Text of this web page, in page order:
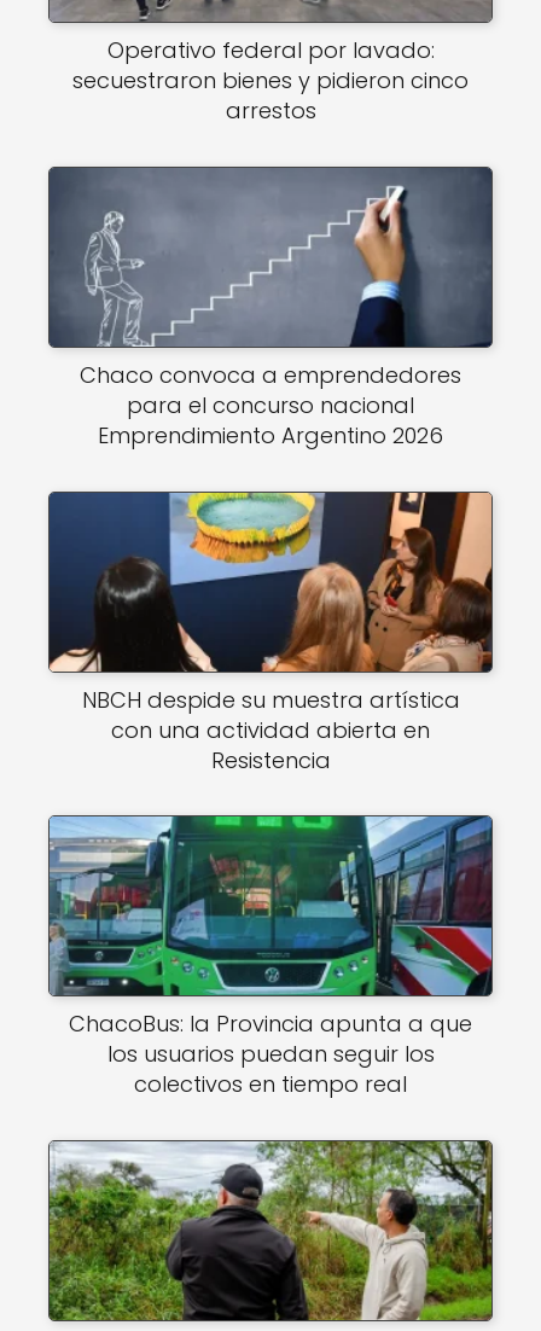
Operativo federal por lavado:
secuestraron bienes y pidieron cinco
arrestos
Chaco convoca a emprendedores
para el concurso nacional
Emprendimiento Argentino 2026
NBCH despide su muestra artística
con una actividad abierta en
Resistencia
ChacoBus: la Provincia apunta a que
los usuarios puedan seguir los
colectivos en tiempo real